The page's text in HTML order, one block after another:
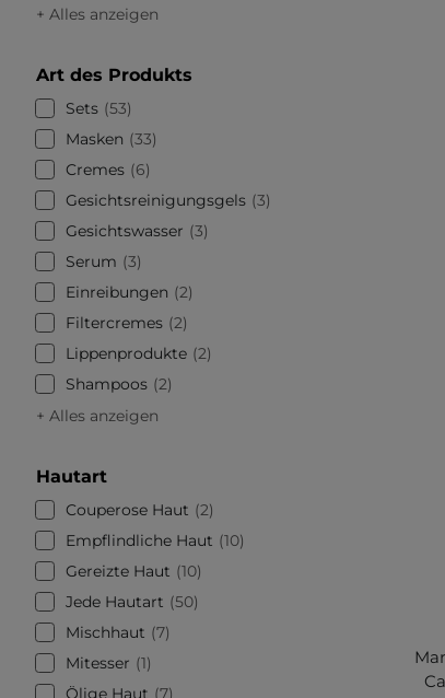
+ Alles anzeigen
Art des Produkts
Sets 53
Masken
33
Cremes
6
Gesichtsreinigungsgels 3
Gesichtswasser
3
Serum
3
Einreibungen
2
Filtercremes 2
Lippenprodukte 2
Shampoos 2
+ Alles anzeigen
Hautart
Couperose Haut
2
Empflindliche Haut
10
Gereizte Haut
10
Jede Hautart
50
Mischhaut
7
Mitesser
1
Ölige Haut
7